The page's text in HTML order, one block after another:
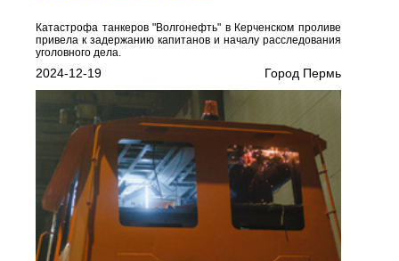
Катастрофа танкеров "Волгонефть" в Керченском проливе
привела к задержанию капитанов и началу расследования
уголовного дела.
2024-12-19 Город Пермь